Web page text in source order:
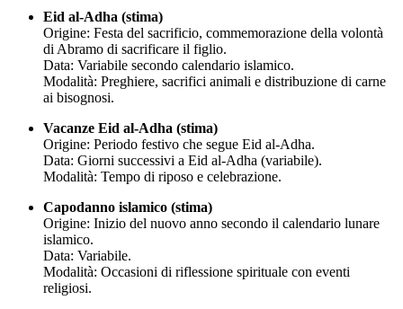
Eid al-Adha (stima)
Origine: Festa del sacrificio, commemorazione della volontà
di Abramo di sacrificare il figlio.
Data: Variabile secondo calendario islamico.
Modalità: Preghiere, sacrifici animali e distribuzione di carne
ai bisognosi.
Vacanze Eid al-Adha (stima)
Origine: Periodo festivo che segue Eid al-Adha.
Data: Giorni successivi a Eid al-Adha (variabile).
Modalità: Tempo di riposo e celebrazione.
Capodanno islamico (stima)
Origine: Inizio del nuovo anno secondo il calendario lunare
islamico.
Data: Variabile.
Modalità: Occasioni di riflessione spirituale con eventi
religiosi.